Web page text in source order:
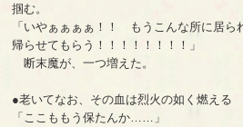
掴む。
「いやぁぁぁぁ！！ もうこんな所に居
帰らせてもらう！！！！！！！！」
断末魔が、一つ増えた。
●老いてなお、その血は烈火の如く燃える
「ここももう保たんか……」